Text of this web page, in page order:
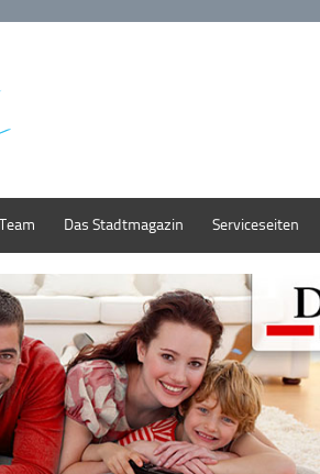
Das Stadtmagazin Serviceseiten